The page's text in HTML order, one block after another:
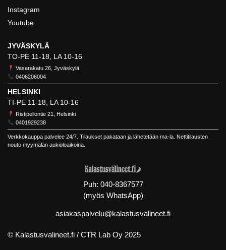
Instagram
Youtube
JYVÄSKYLÄ
TO-PE 11-18, LA 10-16
Vasarakatu 26, Jyväskylä
0406206004
HELSINKI
TI-PE 11-18, LA 10-16
Ristipellontie 21, Helsinki
0401929238
Verkkokauppa palvelee 24/7. Tilaukset pakataan ja lähetetään ma-la. Nettitilausten
nouto myymälän aukioloaikoina.
Puh: 040-8367577
(myös WhatsApp)
asiakaspalvelu@kalastusvalineet.fi
© Kalastusvalineet.fi / CTR Lab Oy 2025